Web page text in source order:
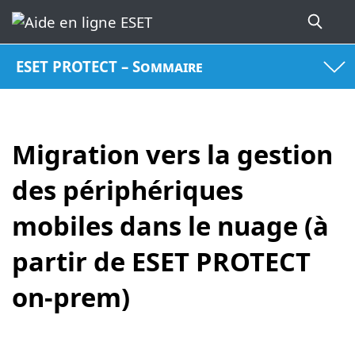
ESET PROTECT – Sommaire
Migration vers la gestion
des périphériques
mobiles dans le nuage (à
partir de ESET PROTECT
on-prem)